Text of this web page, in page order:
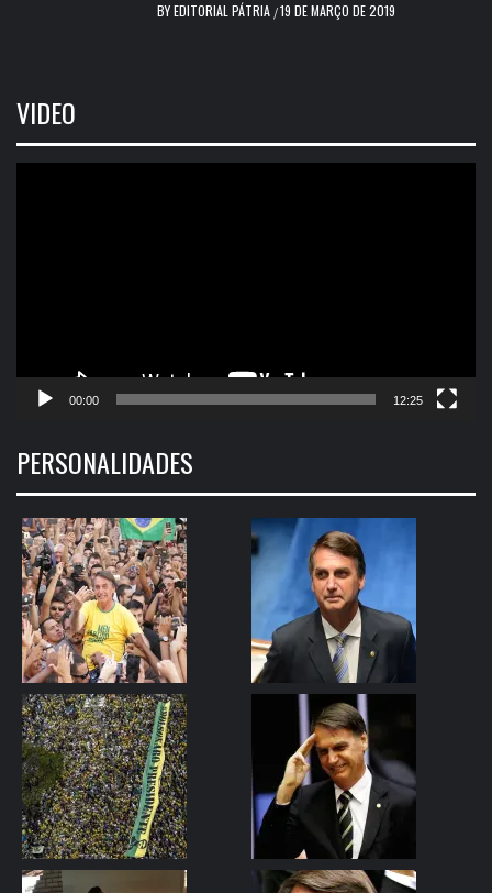
BYEDITORIAL PÁTRIA /19 DE MARÇO DE 2019
VIDEO
00:00 12:25
PERSONALIDADES